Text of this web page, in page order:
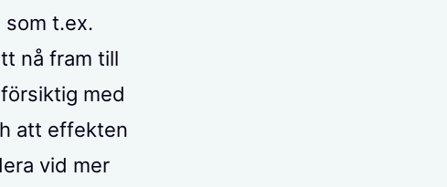
t.ex.
nå fram till
med
att effekten
vid mer